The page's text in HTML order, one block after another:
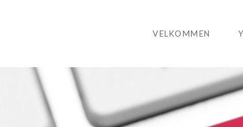
VELKOMMEN